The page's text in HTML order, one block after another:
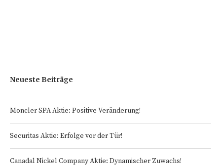
Neueste Beiträge
Moncler SPA Aktie: Positive Veränderung!
Securitas Aktie: Erfolge vor der Tür!
Canadal Nickel Company Aktie: Dynamischer Zuwachs!